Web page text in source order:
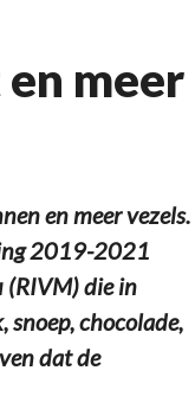
meer
en meer vezels.
2019-2021
(RIVM) die in
snoep, chocolade,
dat de